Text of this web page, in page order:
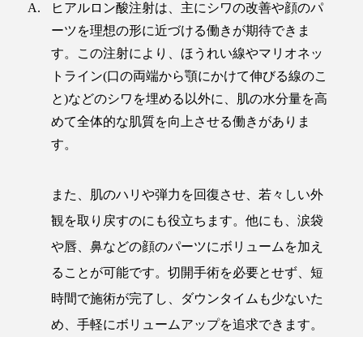
ヒアルロン酸注射は、主にシワの改善や顔のパ
ーツを理想の形に近づける働きが期待できま
す。この注射により、ほうれい線やマリオネッ
トライン(口の両端から顎にかけて伸びる線のこ
と)などのシワを埋める以外に、肌の水分量を高
めて全体的な肌質を向上させる働きがありま
す。
また、肌のハリや弾力を回復させ、若々しい外
観を取り戻すのにも役立ちます。他にも、涙袋
や唇、鼻などの顔のパーツにボリュームを加え
ることが可能です。切開手術を必要とせず、短
時間で施術が完了し、ダウンタイムも少ないた
め、手軽にボリュームアップを追求できます​。